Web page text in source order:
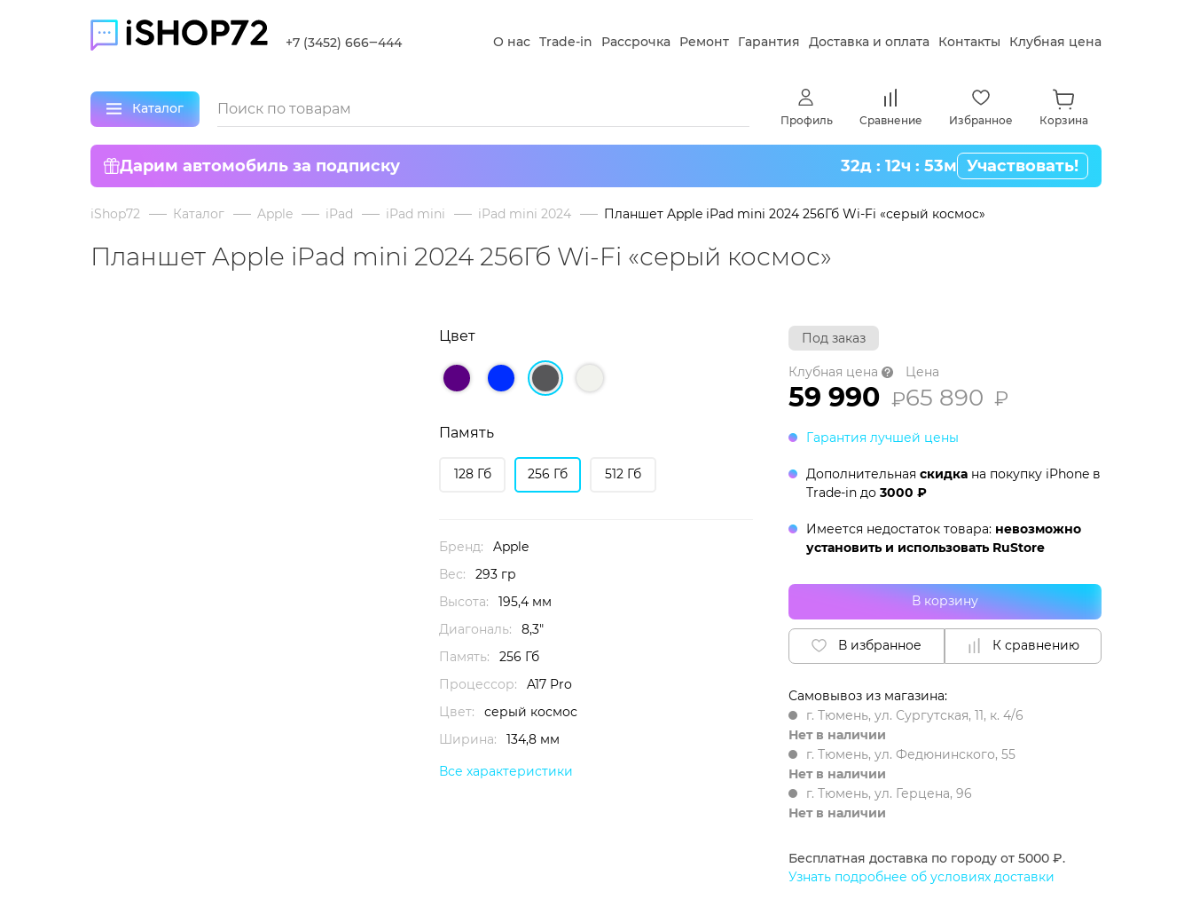
+7 (3452) 666‒444 О нас Trade-in Рассрочка Ремонт Гарантия Доставка и оплата Контакты Клубная цена
Каталог
Профиль Сравнение Избранное Корзина
Дарим автомобиль за подписку 32д : 12ч : 53м Участвовать!
iShop72 Каталог Apple iPad iPad mini iPad mini 2024 Планшет Apple iPad mini 2024 256Гб Wi-Fi «серый космос»
Планшет Apple iPad mini 2024 256Гб Wi-Fi «серый космос»
Цвет
Память
128 Гб 256 Гб 512 Гб
Бренд:
Apple
Вес:
293 гр
Высота:
195,4 мм
Диагональ:
8,3"
Память:
256 Гб
Процессор:
A17 Pro
Цвет:
серый космос
Ширина:
134,8 мм
Все характеристики
Под заказ
Клубная цена
зарегистрируйтесь в программе и
Подробнее о клубной цене
59 990 ₽
Цена
65 890 ₽
Гарантия лучшей цены
Дополнительная скидкана покупку iPhone в
Trade-inдо 3000 ₽
Имеется недостаток товара: невозможно
установить и использовать RuStore
В корзину
В избранное К сравнению
Самовывоз из магазина:
г. Тюмень, ул. Сургутская, 11, к. 4/6
Нет в наличии
г. Тюмень, ул. Федюнинского, 55
Нет в наличии
г. Тюмень, ул. Герцена, 96
Нет в наличии
Бесплатная доставка по городу от 5000 ₽.
Узнать подробнее об условиях доставки